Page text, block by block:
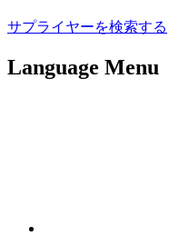
サプライヤーを検索する
Language Menu